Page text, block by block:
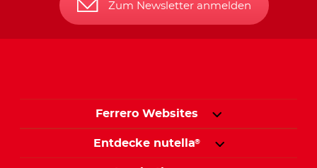
Zum Newsletter anmelden
Ferrero Websites
Entdecke nutella®